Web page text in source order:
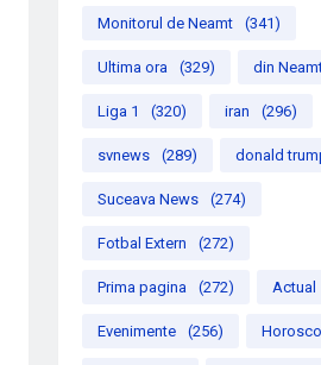
Monitorul de Neamt (341)
Ultima ora (329) din
Liga 1 (320) iran (296)
svnews (289) donald
Suceava News (274)
Fotbal Extern (272)
Prima pagina (272) Actual
Evenimente (256)